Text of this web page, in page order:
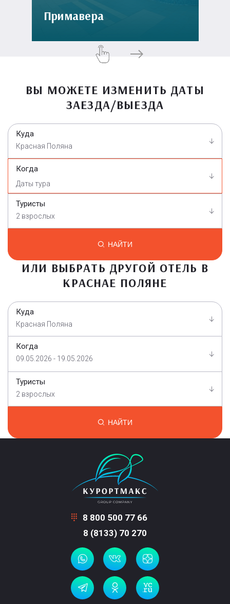
Примавера
ВЫ МОЖЕТЕ ИЗМЕНИТЬ ДАТЫ
ЗАЕЗДА/ВЫЕЗДА
Куда
Красная Поляна
Когда
Туристы
2 взрослых
НАЙТИ
ИЛИ ВЫБРАТЬ ДРУГОЙ ОТЕЛЬ В
КРАСНАЕ ПОЛЯНЕ
Куда
Красная Поляна
Когда
09.05.2026 - 19.05.2026
Туристы
2 взрослых
НАЙТИ
8 800 500 77 66
8 (8133) 70 270